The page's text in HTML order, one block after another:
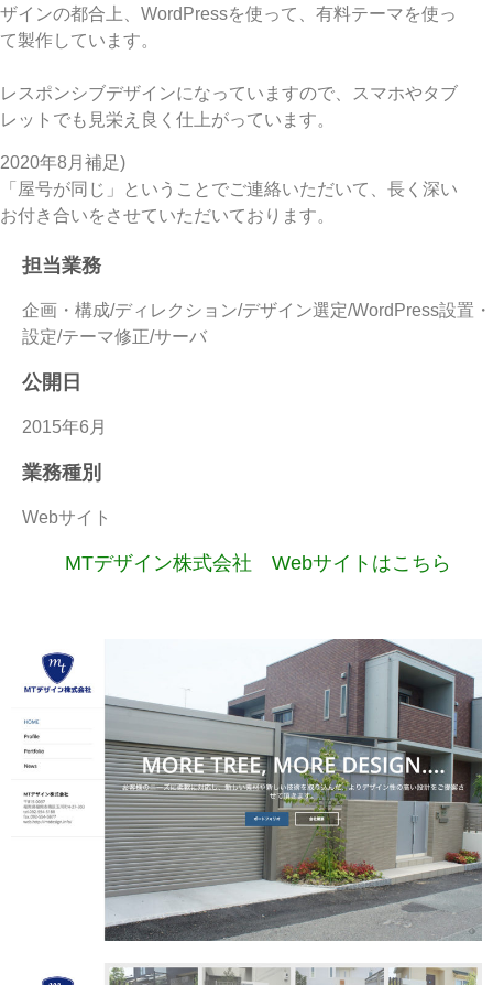
ザインの都合上、WordPressを使って、有料テーマを使っ
て製作しています。
レスポンシブデザインになっていますので、スマホやタブ
レットでも見栄え良く仕上がっています。
2020年8月補足)
「屋号が同じ」ということでご連絡いただいて、長く深い
お付き合いをさせていただいております。
担当業務
企画・構成/ディレクション/デザイン選定/WordPress設置・
設定/テーマ修正/サーバ
公開日
2015年6月
業務種別
Webサイト
MTデザイン株式会社 Webサイトはこちら